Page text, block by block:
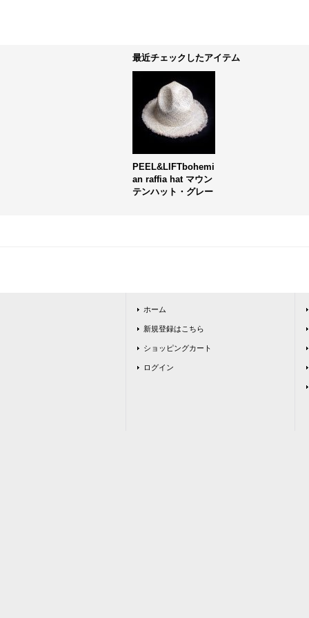
最近チェックしたアイテム
PEEL&LIFTbohemi
an raffia hat マウン
テンハット・グレー
ホーム
新規登録はこちら
ショッピングカート
ログイン